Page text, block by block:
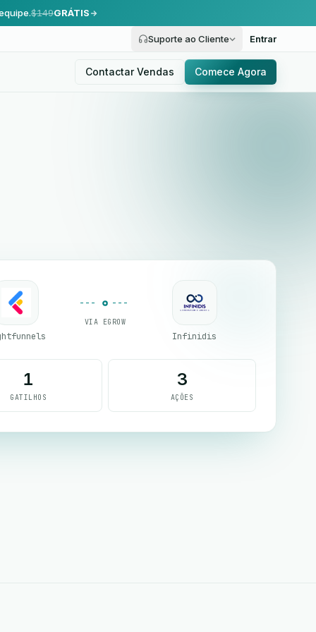
$149GRÁTIS
Suporte ao Cliente Entrar
Contactar Vendas Comece Agora
VIA EGROW
Infinidis
1
GATILHOS
3
AÇÕES